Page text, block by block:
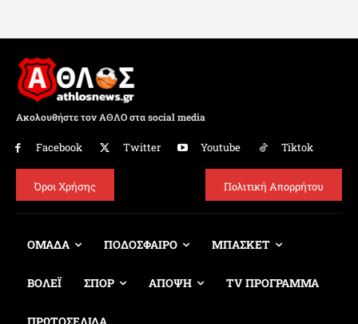
Ακολουθήστε τον ΑΘΛΟ στα social media
Facebook Twitter Youtube Tiktok
Όροι Χρήσης Πολιτική Απορρήτου
ΟΜΑΔΑ ΠΟΔΟΣΦΑΙΡΟ ΜΠΑΣΚΕΤ
ΒΟΛΕΪ ΣΠΟΡ ΑΠΟΨΗ TV ΠΡΟΓΡΑΜΜΑ